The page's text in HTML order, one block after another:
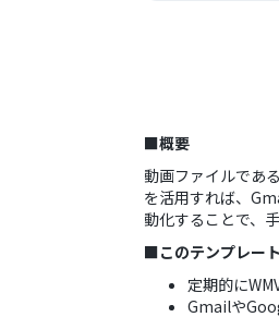
■概要
動画ファイルであ
を活用すれば、
動化することで、
■このテンプレー
定期的に
Gmailや